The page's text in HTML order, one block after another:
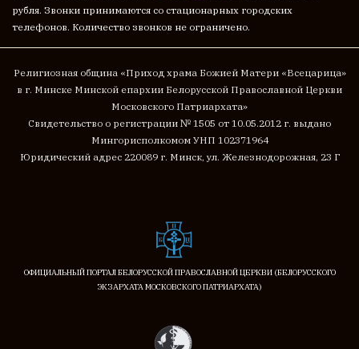
рубля. Звонки принимаются со стационарных городских
телефонов. Количество звонков не ограничено.
Религиозная община «Приход храма Божией Матери «Всецарица»
в г. Минске Минской епархии Белорусской Православной Церкви
Московского Патриархата»
Cвидетельство о регистрации № 1505 от 10.05.2012 г. выдано
Мингорисполкомом УНП 102371964
Юридический адрес 220089 г. Минск, ул. Железнодорожная, 23 Г
ОФИЦИАЛЬНЫЙ ПОРТАЛ БЕЛОРУССКОЙ ПРАВОСЛАВНОЙ ЦЕРКВИ (БЕЛОРУССКОГО
ЭКЗАРХАТА МОСКОВСКОГО ПАТРИАРХАТА)